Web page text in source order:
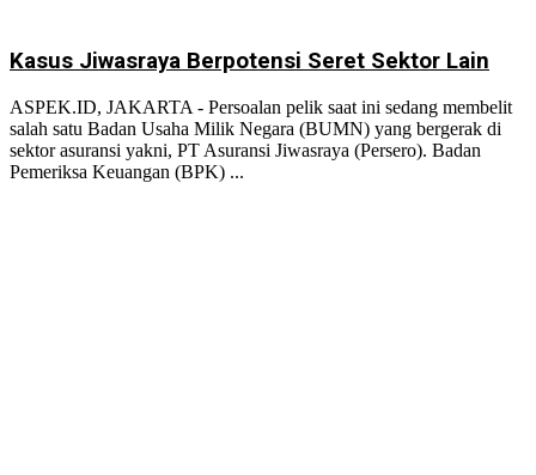
Kasus Jiwasraya Berpotensi Seret Sektor Lain
ASPEK.ID, JAKARTA - Persoalan pelik saat ini sedang membelit
salah satu Badan Usaha Milik Negara (BUMN) yang bergerak di
sektor asuransi yakni, PT Asuransi Jiwasraya (Persero). Badan
Pemeriksa Keuangan (BPK) ...